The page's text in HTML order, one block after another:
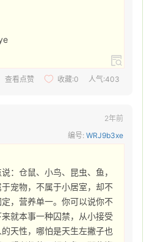
查看点赞 收藏:0 人气:403
2年前
编号:WRJ9b3xe
：仓鼠、小鸟、昆虫、鱼，
宠物，不属于小居室，却不
，营养单一。你可以说你不
就本事一种囚禁，从小接受
天性，哪怕是天生左撇子也